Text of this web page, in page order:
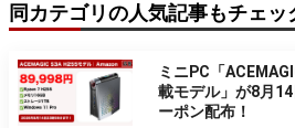
同カテゴリの人気記事もチェッ
ミニPC「
載モデル」が8月
ーポン配布！